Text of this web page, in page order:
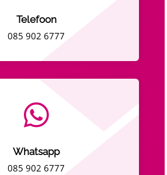
Telefoon
085 902 6777

Whatsapp
085 902 6777